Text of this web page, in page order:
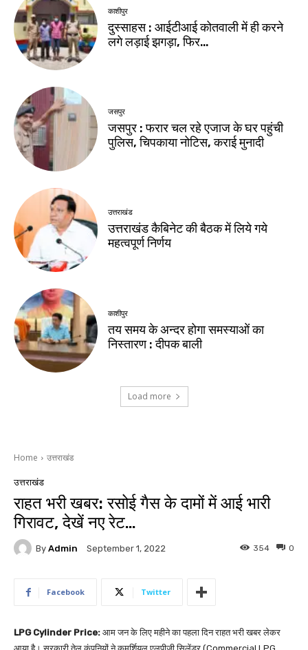
काशीपुर
दुस्साहस : आईटीआई कोतवाली में ही करने
लगे लड़ाई झगड़ा, फिर…
जसपुर
जसपुर : फरार चल रहे एजाज के घर पहुंची
पुलिस, चिपकाया नोटिस, कराई मुनादी
उत्तराखंड
उत्तराखंड कैबिनेट की बैठक में लिये गये
महत्वपूर्ण निर्णय
काशीपुर
तय समय के अन्दर होगा समस्याओं का
निस्तारण : दीपक बाली
Load more